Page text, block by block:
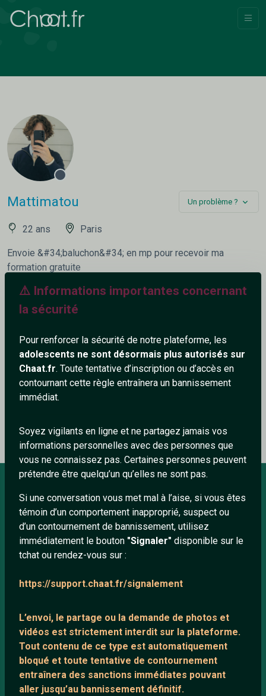
⚠️ Informations importantes concernant
la sécurité
Pour renforcer la sécurité de notre plateforme, les
adolescents ne sont désormais plus autorisés sur
Chaat.fr. Toute tentative d’inscription ou d’accès en
contournant cette règle entraînera un bannissement
immédiat.
Soyez vigilants en ligne et ne partagez jamais vos
informations personnelles avec des personnes que
vous ne connaissez pas. Certaines personnes peuvent
prétendre être quelqu’un qu’elles ne sont pas.
Si une conversation vous met mal à l’aise, si vous êtes
témoin d’un comportement inapproprié, suspect ou
d’un contournement de bannissement, utilisez
immédiatement le bouton "Signaler" disponible sur le
tchat ou rendez-vous sur :
https://support.chaat.fr/signalement
L’envoi, le partage ou la demande de photos et
vidéos est strictement interdit sur la plateforme.
Tout contenu de ce type est automatiquement
bloqué et toute tentative de contournement
entraînera des sanctions immédiates pouvant
aller jusqu’au bannissement définitif.
Mattimatou Un problème ?
22 ans Paris
Envoie &#34;baluchon&#34; en mp pour recevoir ma
formation gratuite
Ajouter un commentaire (0) Tchatter
À PROPOS
Conditions générales
Protection mineurs
Blog
Salons de discussion
Communauté